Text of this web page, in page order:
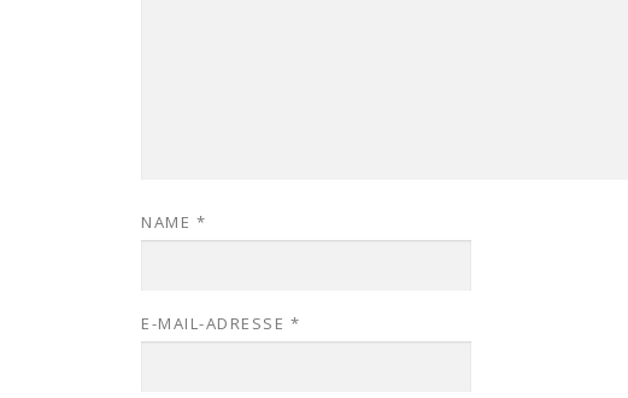
NAME *
E-MAIL-ADRESSE *